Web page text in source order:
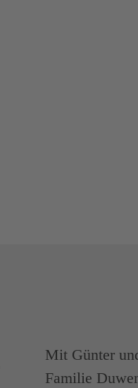
Mit Günter
Familie